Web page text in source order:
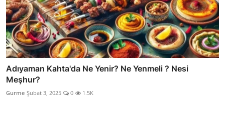
Adıyaman Kahta'da Ne Yenir? Ne Yenmeli ? Nesi
Meşhur?
Gurme Şubat 3, 2025 0 1.5K